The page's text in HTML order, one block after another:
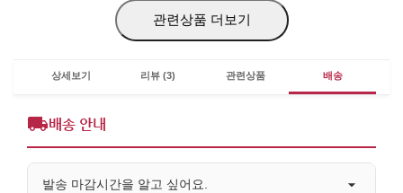
관련상품 더보기
상세보기 리뷰 (3) 관련상품 배송
배송 안내
발송 마감시간을 알고 싶어요.